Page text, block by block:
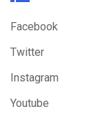
Facebook
Twitter
Instagram
Youtube